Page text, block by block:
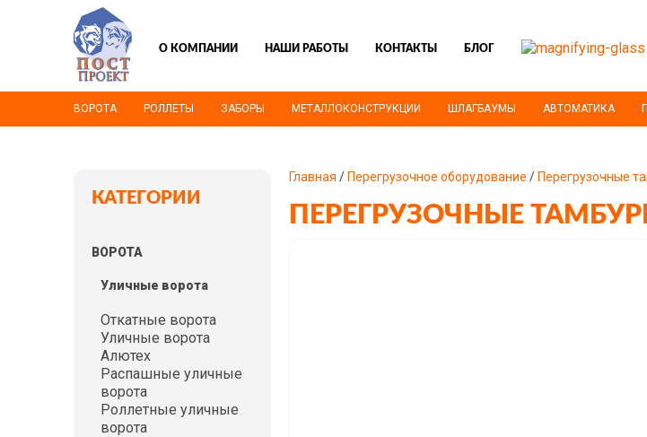
О КОМПАНИИ НАШИ РАБОТЫ КОНТАКТЫ БЛОГ
ВОРОТА РОЛЛЕТЫ ЗАБОРЫ МЕТАЛЛОКОНСТРУКЦИИ ШЛАГБАУМЫ АВТОМАТИКА
КАТЕГОРИИ
ВОРОТА
Уличные ворота
Откатные ворота
Уличные ворота
Алютех
Распашные уличные
ворота
Роллетные уличные
ворота
Главная / Перегрузочное оборудование / Перегрузочные
ПЕРЕГРУЗОЧНЫЕ